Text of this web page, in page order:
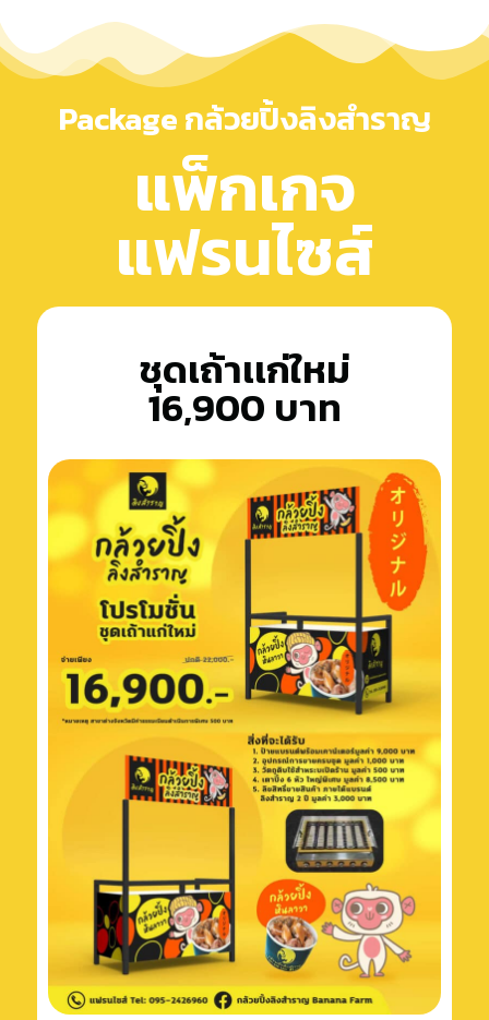
Package กล้วยปิ้งลิงสำราญ
แพ็กเกจ
แฟรนไซส์
ชุดเถ้าเเก่ใหม่
16,900 บาท